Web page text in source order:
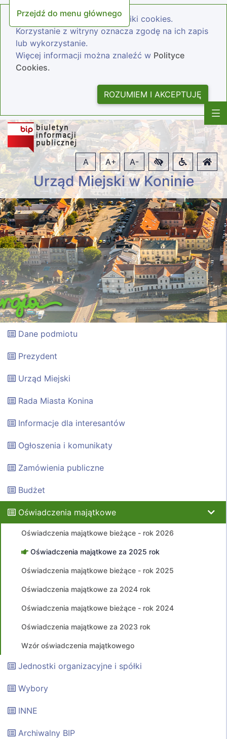
Przejdź do menu głównego
Nasza strona wykorzystuje pliki cookies.
Korzystanie z witryny oznacza zgodę na ich zapis
lub wykorzystanie.
Więcej informacji można znaleźć w Polityce
Cookies.
ROZUMIEM I AKCEPTUJĘ
Urząd Miejski w Koninie
A A+ A-
Dane podmiotu
Prezydent
Urząd Miejski
Rada Miasta Konina
Informacje dla interesantów
Ogłoszenia i komunikaty
Zamówienia publiczne
Budżet
Oświadczenia majątkowe
Oświadczenia majątkowe bieżące - rok 2026
Oświadczenia majątkowe za 2025 rok
Oświadczenia majątkowe bieżące - rok 2025
Oświadczenia majątkowe za 2024 rok
Oświadczenia majątkowe bieżące - rok 2024
Oświadczenia majątkowe za 2023 rok
Wzór oświadczenia majątkowego
Jednostki organizacyjne i spółki
Wybory
INNE
Archiwalny BIP